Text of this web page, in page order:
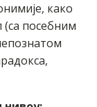
како
(са посебним